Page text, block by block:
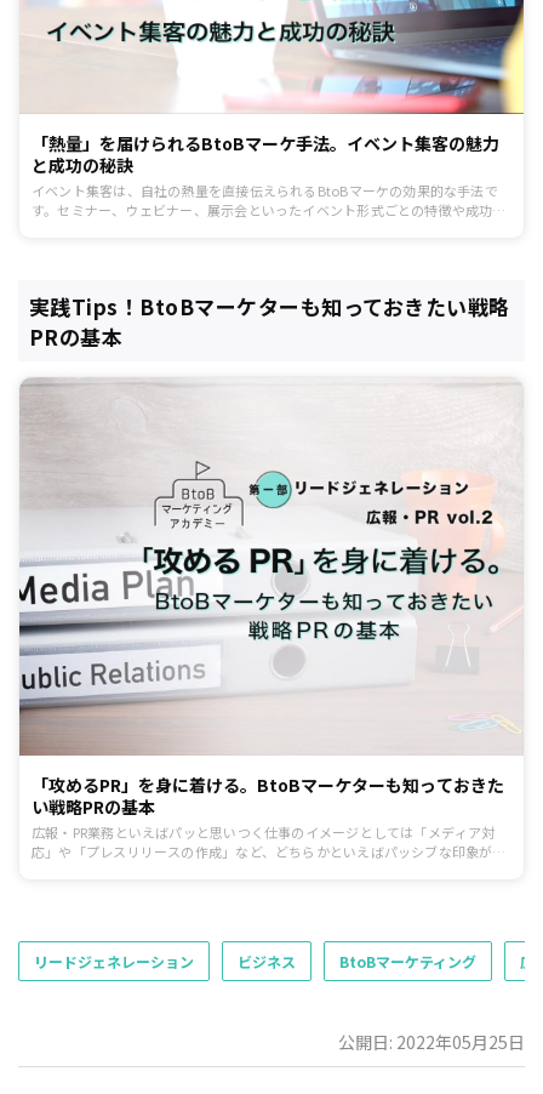
「熱量」を届けられるBtoBマーケ手法。イベント集客の魅力
と成功の秘訣
イベント集客は、自社の熱量を直接伝えられるBtoBマーケの効果的な手法で
す。セミナー、ウェビナー、展示会といったイベント形式ごとの特徴や成功さ
実践Tips！BtoBマーケターも知っておきたい戦略
PRの基本
「攻めるPR」を身に着ける。BtoBマーケターも知っておきた
い戦略PRの基本
広報・PR業務といえばパッと思いつく仕事のイメージとしては「メディア対
応」や「プレスリリースの作成」など、どちらかといえばパッシブな印象がま
リードジェネレーション ビジネス BtoBマーケティング 広
公開日: 2022年05月25日